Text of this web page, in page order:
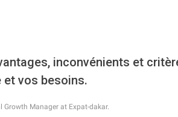
inconvénients et
vos besoins.
Manager at Expat-dakar.